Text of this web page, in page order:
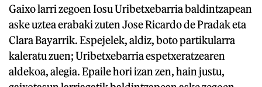
Gaixo larri zegoen Iosu Uribetxebarria baldintzapean
aske uztea erabaki zuten Jose Ricardo de Pradak eta
Clara Bayarrik. Espejelek, aldiz, boto partikularra
kaleratu zuen; Uribetxebarria espetxeratzearen
aldekoa, alegia. Epaile hori izan zen, hain justu,